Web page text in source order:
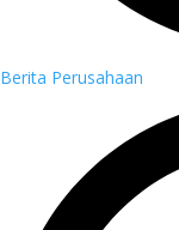
Berita Perusahaan